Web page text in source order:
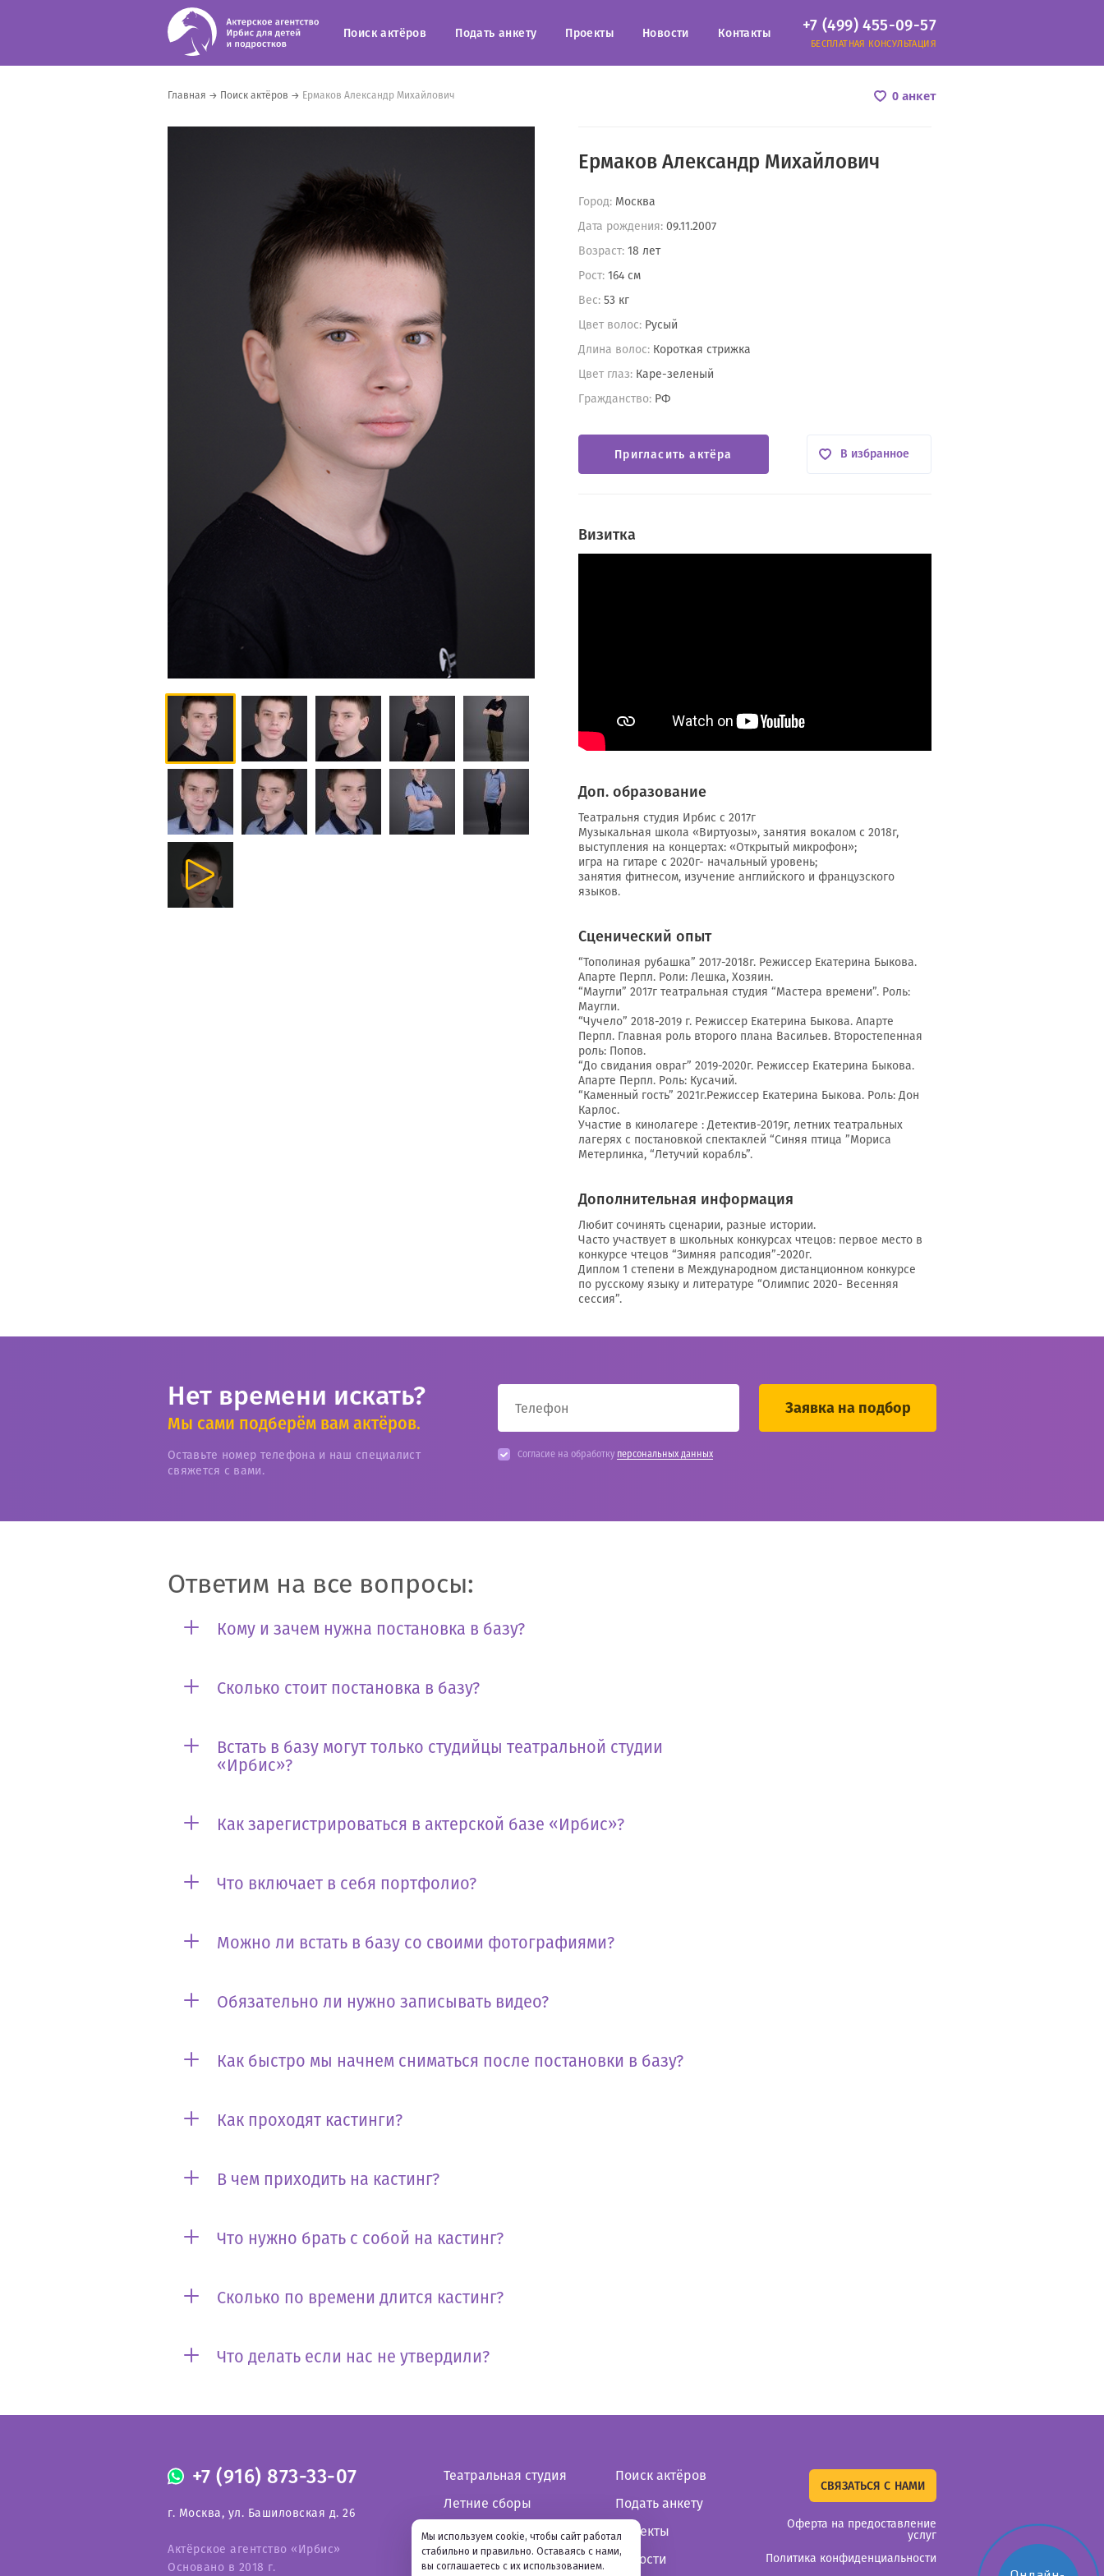
Поиск актёров Подать анкету Проекты Новости Контакты +7 (499) 455-09-57
БЕСПЛАТНАЯ КОНСУЛЬТАЦИЯ
Главная → Поиск актёров → Ермаков Александр Михайлович 0 анкет
Ермаков Александр Михайлович
Город: Москва
Дата рождения: 09.11.2007
Возраст: 18 лет
Рост: 164 см
Вес: 53 кг
Цвет волос: Русый
Длина волос: Короткая стрижка
Цвет глаз: Каре-зеленый
Гражданство: РФ
Пригласить актёра В избранное
Визитка
Доп. образование
Театральня студия Ирбис с 2017г
Музыкальная школа «Виртуозы», занятия вокалом с 2018г,
выступления на концертах: «Открытый микрофон»;
игра на гитаре с 2020г- начальный уровень;
занятия фитнесом, изучение английского и французского
языков.
Сценический опыт
“Тополиная рубашка” 2017-2018г. Режиссер Екатерина Быкова.
Апарте Перпл. Роли: Лешка, Хозяин.
“Маугли” 2017г театральная студия “Мастера времени”. Роль:
Маугли.
“Чучело” 2018-2019 г. Режиссер Екатерина Быкова. Апарте
Перпл. Главная роль второго плана Васильев. Второстепенная
роль: Попов.
“До свидания овраг” 2019-2020г. Режиссер Екатерина Быкова.
Апарте Перпл. Роль: Кусачий.
“Каменный гость” 2021г.Режиссер Екатерина Быкова. Роль: Дон
Карлос.
Участие в кинолагере : Детектив-2019г, летних театральных
лагерях с постановкой спектаклей “Синяя птица ”Мориса
Метерлинка, “Летучий корабль”.
Дополнительная информация
Любит сочинять сценарии, разные истории.
Часто участвует в школьных конкурсах чтецов: первое место в
конкурсе чтецов “Зимняя рапсодия”-2020г.
Диплом 1 степени в Международном дистанционном конкурсе
по русскому языку и литературе “Олимпис 2020- Весенняя
сессия”.
Нет времени искать?
Мы сами подберём вам актёров.
Оставьте номер телефона и наш специалист
свяжется с вами.
Согласие на обработку персональных данных
Ответим на все вопросы:
Кому и зачем нужна постановка в базу?
Сколько стоит постановка в базу?
Встать в базу могут только студийцы театральной студии
«Ирбис»?
Как зарегистрироваться в актерской базе «Ирбис»?
Что включает в себя портфолио?
Можно ли встать в базу со своими фотографиями?
Обязательно ли нужно записывать видео?
Как быстро мы начнем сниматься после постановки в базу?
Как проходят кастинги?
В чем приходить на кастинг?
Что нужно брать с собой на кастинг?
Сколько по времени длится кастинг?
Что делать если нас не утвердили?
+7 (916) 873-33-07
г. Москва, ул. Башиловская д. 26
Актёрское агентство «Ирбис»
Основано в 2018 г.
Театральная студия
Летние сборы
Зимние сборы
Поиск актёров
Подать анкету
Проекты
Новости
СВЯЗАТЬСЯ С НАМИ
Оферта на предоставление
услуг
Политика конфиденциальности
Мы используем cookie, чтобы сайт работал
стабильно и правильно. Оставаясь с нами,
вы соглашаетесь с их использованием.